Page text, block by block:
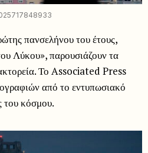
πανσελήνου του έτους,
Λύκου», παρουσιάζουν τα
Το Associated Press
από το εντυπωσιακό
του κόσμου.